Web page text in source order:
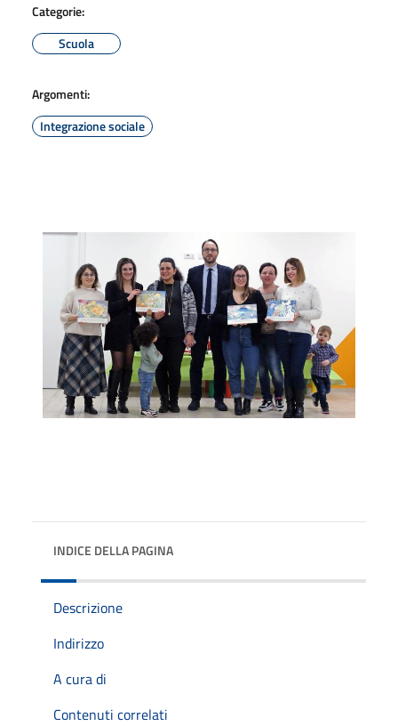
Categorie:
Scuola
Argomenti:
Integrazione sociale
INDICE DELLA PAGINA
Descrizione
Indirizzo
A cura di
Contenuti correlati